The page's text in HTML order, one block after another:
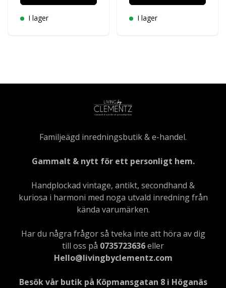
I lager I lager
Familjeägd inredningsbutik & e-handel.
Gammalt & nytt för ett personligt hem.
Handplockad vintage, antikt, secondhand &
kuriosa i harmoni med noga utvald inredning från
kända varumärken.
Har du några frågor så tveka inte att höra av dig
till oss på 0735723636eller
Hello@livingbyclementz.com
Besök vår butik på Köpmansgatan 8 i Höganäs